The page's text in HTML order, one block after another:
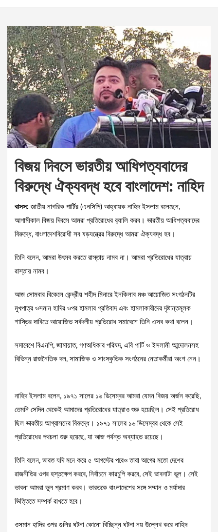
বিজয় দিবসে ভারতীয় আধিপত্যবাদের
বিরুদ্ধে ঐক্যবদ্ধ হবে বাংলাদেশ: নাহিদ
বাসস: জাতীয় নাগরিক পার্টির (এনসিপি) আহ্বায়ক নাহিদ ইসলাম বলেছেন,
আগামীকাল বিজয় দিবসে আমরা প্রতিরোধের র‌্যালি করব। ভারতীয় আধিপত্যবাদের
বিরুদ্ধে, বাংলাদেশবিরোধী সব ষড়যন্ত্রের বিরুদ্ধে আমরা ঐক্যবদ্ধ হব।
তিনি বলেন, আমরা উৎসব করতে রাস্তায় নামব না। আমরা প্রতিরোধের যাত্রায়
রাস্তায় নামব।
আজ সোমবার বিকেলে কেন্দ্রীয় শহীদ মিনারে ইনকিলাব মঞ্চ আয়োজিত সংগঠনটির
মুখপাত্র ওসমান হাদির ওপর হামলার প্রতিবাদ এবং হামলাকারীদের দৃষ্টান্তমূলক
শাস্তির দাবিতে আয়োজিত সর্বদলীয় প্রতিরোধ সমাবেশে তিনি এসব কথা বলেন।
সমাবেশে বিএনপি, জামায়াত, গণঅধিকার পরিষদ, এবি পার্টি ও ইসলামী আন্দোলনসহ
বিভিন্ন রাজনৈতিক দল, সামাজিক ও সাংস্কৃতিক সংগঠনের নেতাকর্মীরা অংশ নেন।
নাহিদ ইসলাম বলেন, ১৯৭১ সালের ১৬ ডিসেম্বর আমরা যেমন বিজয় অর্জন করেছি,
তেমনি সেদিন থেকেই আমাদের প্রতিরোধের যাত্রাও শুরু হয়েছিল। সেই প্রতিরোধ
ছিল ভারতীয় আগ্রাসনের বিরুদ্ধে। ১৯৭১ সালের ১৬ ডিসেম্বর থেকে সেই
প্রতিরোধের পথচলা শুরু হয়েছে, যা আজ পর্যন্ত অব্যাহত রয়েছে।
তিনি বলেন, ভারত যদি মনে করে ৫ আগস্টের পরেও তারা আগের মতো দেশের
রাজনীতির ওপর হস্তক্ষেপ করবে, নির্বাচনে কারচুপি করবে, সেই ভাবনাটা ভুল। সেই
ভাবনা আমরা ভুল প্রমাণ করব। ভারতকে বাংলাদেশের সঙ্গে সম্মান ও মর্যাদার
ভিত্তিতে সম্পর্ক রাখতে হবে।
ওসমান হাদির ওপর গুলির ঘটনা কোনো বিচ্ছিন্ন ঘটনা নয় উল্লেখ করে নাহিদ